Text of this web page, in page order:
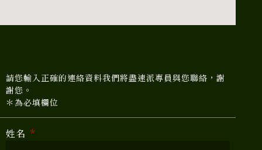
請您輸入正確的連絡資料我們將盡速派專員與您聯絡，謝
謝您。
＊為必填欄位
姓名